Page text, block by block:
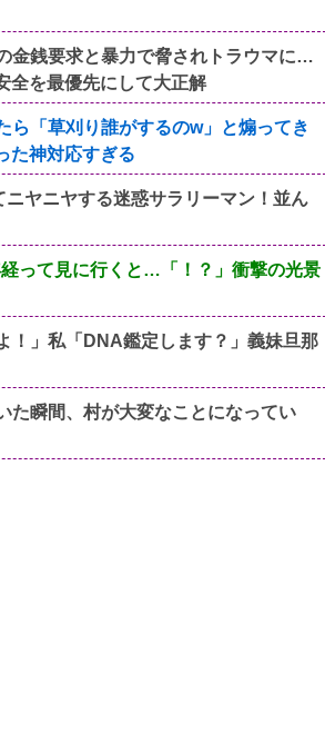
金銭要求と暴力で脅されトラウマに…
全を最優先にして大正解
ら「草刈り誰がするのw」と煽ってき
た神対応すぎる
ヤニヤする迷惑サラリーマン！並ん
って見に行くと…「！？」衝撃の光景
！」私「DNA鑑定します？」義妹旦那
瞬間、村が大変なことになってい